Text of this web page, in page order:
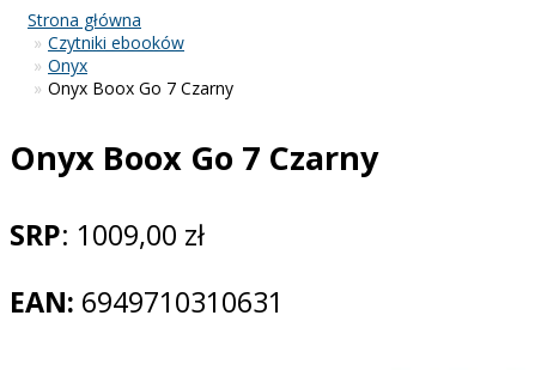
Strona główna
Czytniki ebooków
Onyx
Onyx Boox Go 7 Czarny
Onyx Boox Go 7 Czarny
SRP: 1009,00 zł
EAN: 6949710310631